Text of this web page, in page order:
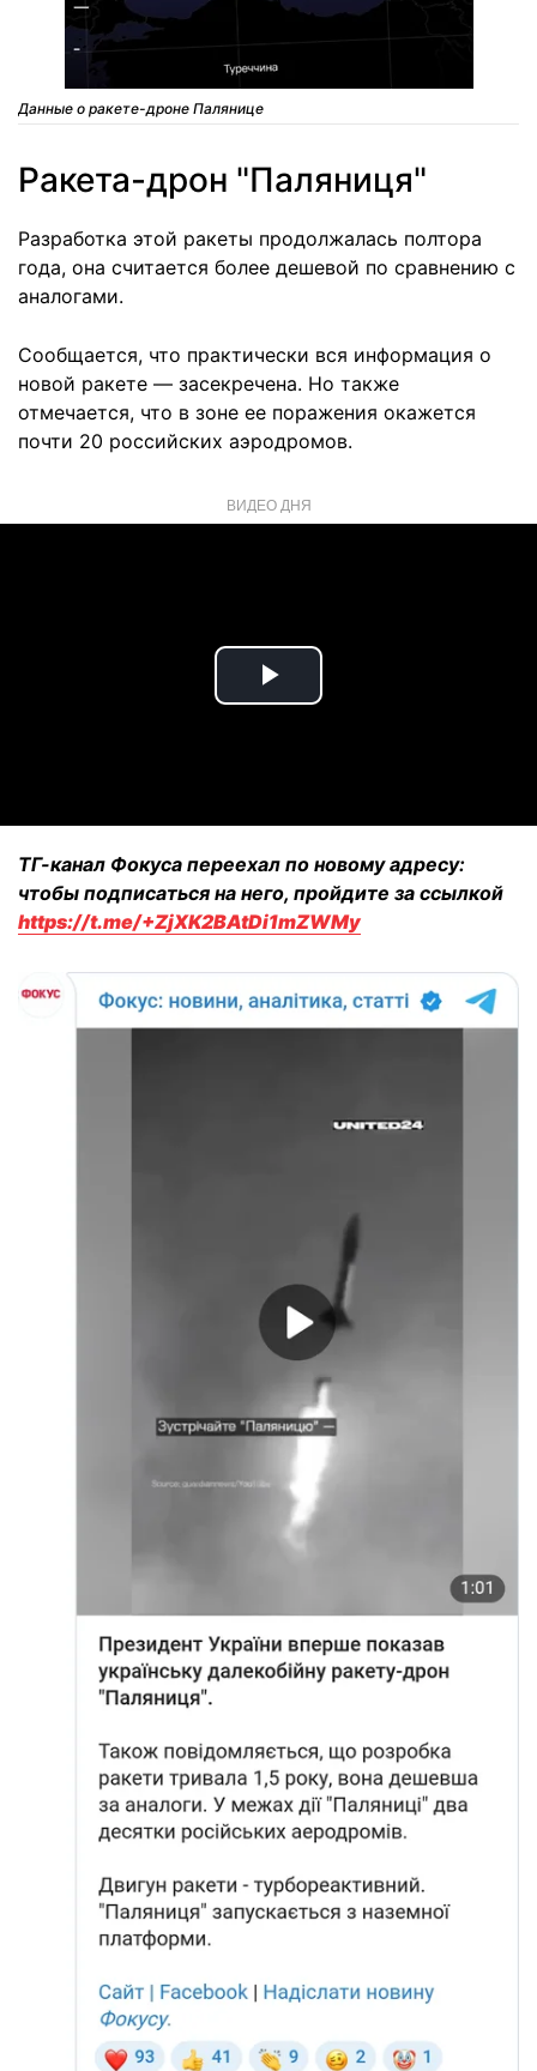
Данные о ракете-дроне Палянице
Ракета-дрон "Паляниця"
Разработка этой ракеты продолжалась полтора
года, она считается более дешевой по сравнению с
аналогами.
Сообщается, что практически вся информация о
новой ракете — засекречена. Но также
отмечается, что в зоне ее поражения окажется
почти 20 российских аэродромов.
ВИДЕО ДНЯ
Play
ТГ-канал Фокуса переехал по новому адресу:
чтобы подписаться на него, пройдите за ссылкой
https://t.me/+ZjXK2BAtDi1mZWMy